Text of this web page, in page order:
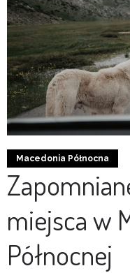
Macedonia Północna
miejsca w
Północnej